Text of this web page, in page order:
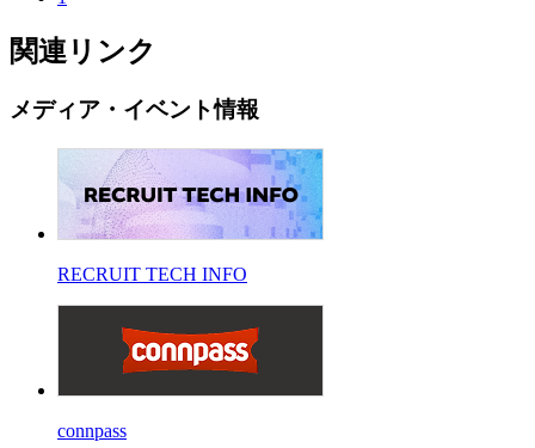
関連リンク
メディア・イベント情報
RECRUIT TECH INFO
connpass